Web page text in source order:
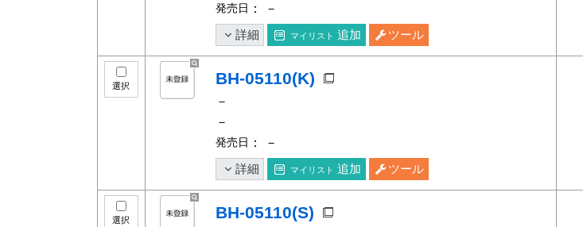
発売日 ： －
詳細 マイリスト 追加 ツール
選択 BH-05110(K)
－
－
発売日 ： －
詳細 マイリスト 追加 ツール
選択 BH-05110(S)